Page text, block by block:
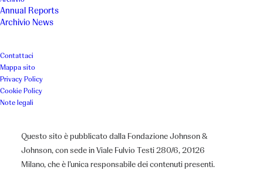
Annual Reports
Archivio News
Contattaci
Mappa sito
Privacy Policy
Cookie Policy
Note legali
Questo sito è pubblicato dalla Fondazione Johnson &
Johnson, con sede in Viale Fulvio Testi 280/6, 20126
Milano, che è l’unica responsabile dei contenuti presenti.
spazioso ambiente dedicato al
gioco e una piccola aula studio
per i bambini accolti.
Luogo
Associazione